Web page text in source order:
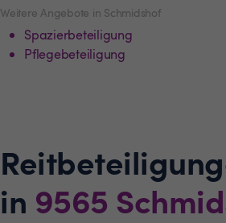
Weitere Angebote in Schmidshof
Spazierbeteiligung
Pflegebeteiligung
in 9565